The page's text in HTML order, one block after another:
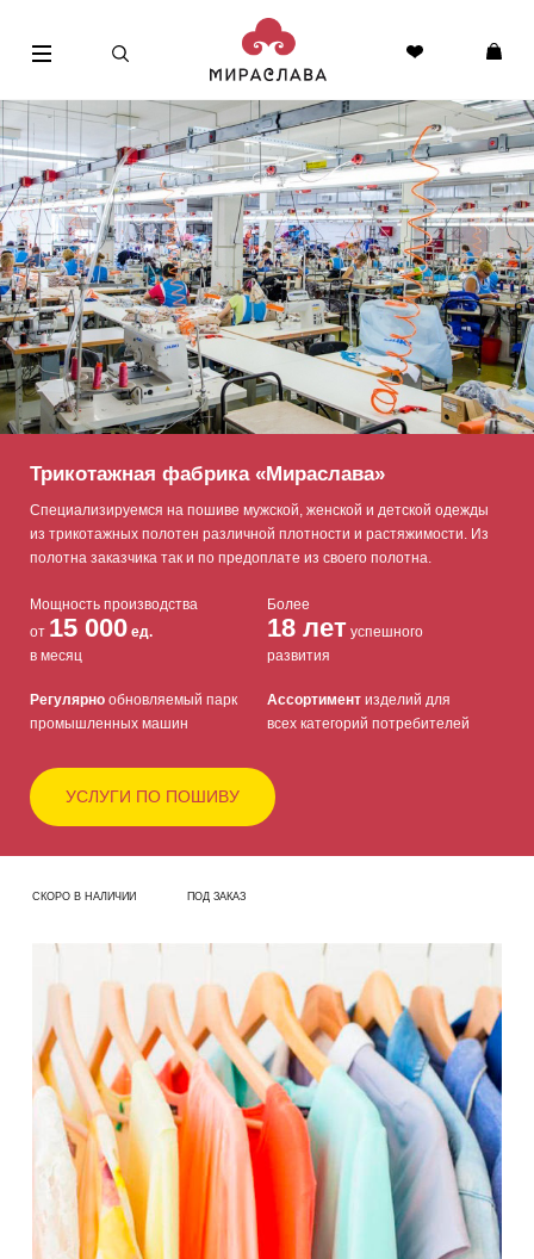
Трикотажная фабрика «Мираслава»
Специализируемся на пошиве мужской, женской и детской одежды
из трикотажных полотен различной плотности и растяжимости. Из
полотна заказчика так и по предоплате из своего полотна.
Мощность производства
от 15 000 ед.
в месяц
Регулярно обновляемый парк
промышленных машин
Более
18 лет успешного
развития
Ассортиментизделий для
всех категорий потребителей
УСЛУГИ ПО ПОШИВУ
СКОРО В НАЛИЧИИ ПОД ЗАКАЗ